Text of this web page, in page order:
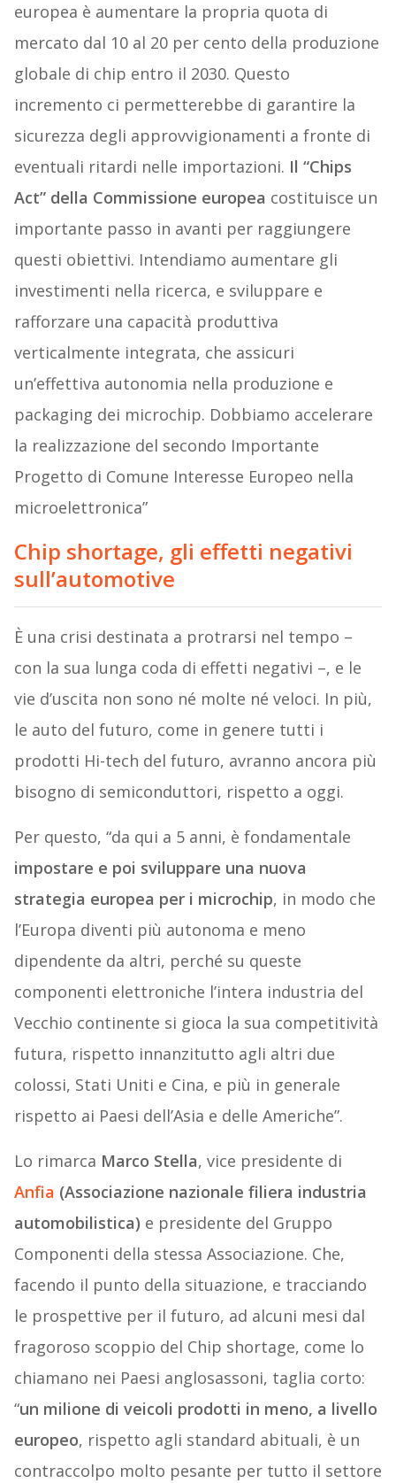
europea è aumentare la propria quota di
mercato dal 10 al 20 per cento della produzione
globale di chip entro il 2030. Questo
incremento ci permetterebbe di garantire la
sicurezza degli approvvigionamenti a fronte di
eventuali ritardi nelle importazioni. Il “Chips
Act” della Commissione europea costituisce un
importante passo in avanti per raggiungere
questi obiettivi. Intendiamo aumentare gli
investimenti nella ricerca, e sviluppare e
rafforzare una capacità produttiva
verticalmente integrata, che assicuri
un’effettiva autonomia nella produzione e
packaging dei microchip. Dobbiamo accelerare
la realizzazione del secondo Importante
Progetto di Comune Interesse Europeo nella
microelettronica”
Chip shortage, gli effetti negativi
sull’automotive
È una crisi destinata a protrarsi nel tempo –
con la sua lunga coda di effetti negativi –, e le
vie d’uscita non sono né molte né veloci. In più,
le auto del futuro, come in genere tutti i
prodotti Hi-tech del futuro, avranno ancora più
bisogno di semiconduttori, rispetto a oggi.
Per questo, “da qui a 5 anni, è fondamentale
impostare e poi sviluppare una nuova
strategia europea per i microchip, in modo che
l’Europa diventi più autonoma e meno
dipendente da altri, perché su queste
componenti elettroniche l’intera industria del
Vecchio continente si gioca la sua competitività
futura, rispetto innanzitutto agli altri due
colossi, Stati Uniti e Cina, e più in generale
rispetto ai Paesi dell’Asia e delle Americhe”.
Lo rimarca Marco Stella, vice presidente di
Anfia (Associazione nazionale filiera industria
automobilistica) e presidente del Gruppo
Componenti della stessa Associazione. Che,
facendo il punto della situazione, e tracciando
le prospettive per il futuro, ad alcuni mesi dal
fragoroso scoppio del Chip shortage, come lo
chiamano nei Paesi anglosassoni, taglia corto:
“un milione di veicoli prodotti in meno, a livello
europeo, rispetto agli standard abituali, è un
contraccolpo molto pesante per tutto il settore